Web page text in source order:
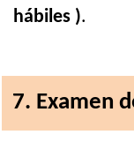
hábiles ).
7. Examen